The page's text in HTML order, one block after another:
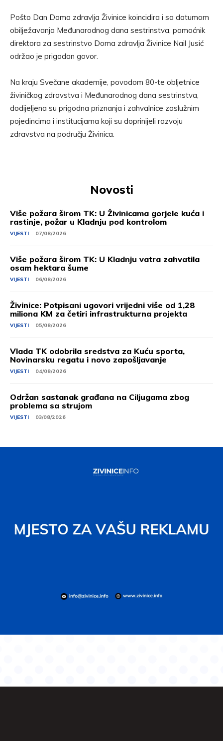
Pošto Dan Doma zdravlja Živinice koincidira i sa datumom
obilježavanja Međunarodnog dana sestrinstva, pomoćnik
direktora za sestrinstvo Doma zdravlja Živinice Nail Jusić
održao je prigodan govor.
Na kraju Svečane akademije, povodom 80-te obljetnice
živiničkog zdravstva i Međunarodnog dana sestrinstva,
dodijeljena su prigodna priznanja i zahvalnice zaslužnim
pojedincima i institucijama koji su doprinijeli razvoju
zdravstva na području Živinica.
Novosti
Više požara širom TK: U Živinicama gorjele kuća i
rastinje, požar u Kladnju pod kontrolom
VIJESTI 07/08/2026
Više požara širom TK: U Kladnju vatra zahvatila
osam hektara šume
VIJESTI 06/08/2026
Živinice: Potpisani ugovori vrijedni više od 1,28
miliona KM za četiri infrastrukturna projekta
VIJESTI 05/08/2026
Vlada TK odobrila sredstva za Kuću sporta,
Novinarsku regatu i novo zapošljavanje
VIJESTI 04/08/2026
Održan sastanak građana na Ciljugama zbog
problema sa strujom
VIJESTI 03/08/2026